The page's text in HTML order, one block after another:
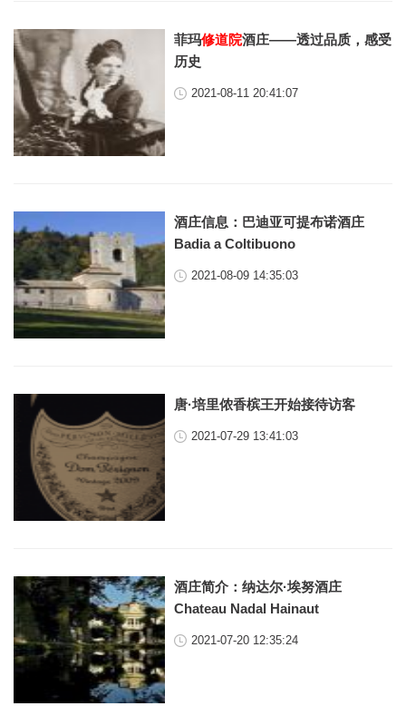
菲玛修道院酒庄——透过品质，感受
历史
2021-08-11 20:41:07
酒庄信息：巴迪亚可提布诺酒庄
Badia a Coltibuono
2021-08-09 14:35:03
唐·培里侬香槟王开始接待访客
2021-07-29 13:41:03
酒庄简介：纳达尔·埃努酒庄
Chateau Nadal Hainaut
2021-07-20 12:35:24